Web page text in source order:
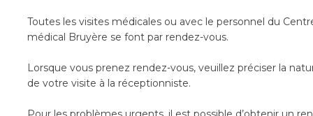
Toutes les visites médicales ou avec le personnel du
médical Bruyère se font par rendez-vous.
Lorsque vous prenez rendez-vous, veuillez préciser la
de votre visite à la réceptionniste.